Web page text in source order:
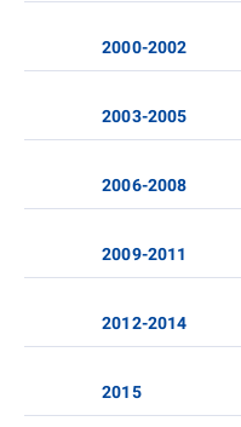
2000-2002
2003-2005
2006-2008
2009-2011
2012-2014
2015